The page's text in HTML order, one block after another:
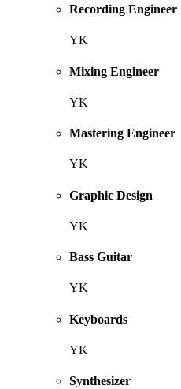
Recording Engineer
YK
Mixing Engineer
YK
Mastering Engineer
YK
Graphic Design
YK
Bass Guitar
YK
Keyboards
YK
Synthesizer